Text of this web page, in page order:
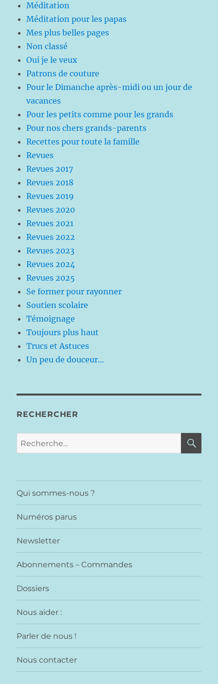
Méditation
Méditation pour les papas
Mes plus belles pages
Non classé
Oui je le veux
Patrons de couture
Pour le Dimanche après-midi ou un jour de
vacances
Pour les petits comme pour les grands
Pour nos chers grands-parents
Recettes pour toute la famille
Revues
Revues 2017
Revues 2018
Revues 2019
Revues 2020
Revues 2021
Revues 2022
Revues 2023
Revues 2024
Revues 2025
Se former pour rayonner
Soutien scolaire
Témoignage
Toujours plus haut
Trucs et Astuces
Un peu de douceur…
RECHERCHER
Recherche
pour :
Qui sommes-nous ?
Numéros parus
Newsletter
Abonnements – Commandes
Dossiers
Nous aider :
Parler de nous !
Nous contacter